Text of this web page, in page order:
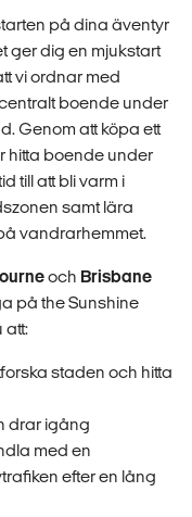
på dina äventyr
ger dig en mjukstart
vi ordnar med
boende under
Genom att köpa ett
hitta boende under
till att bli varm i
samt lära
vandrarhemmet.
och Brisbane
på the Sunshine
att:
staden och hitta
drar igång
med en
efter en lång